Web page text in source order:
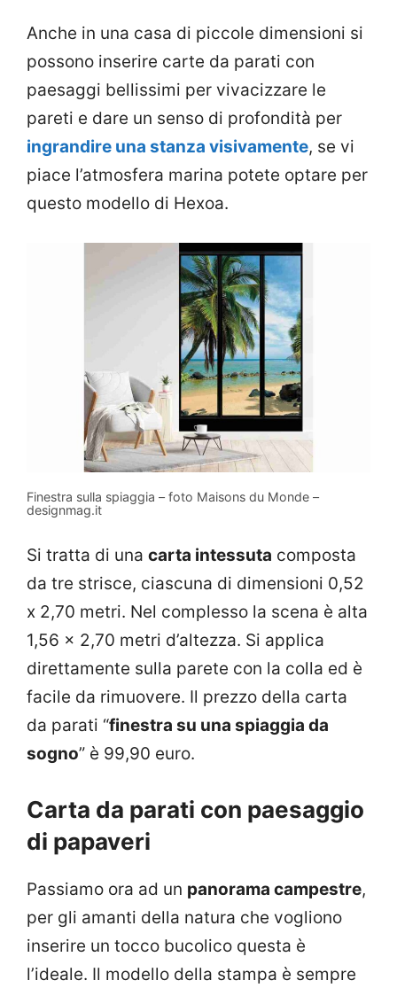
Anche in una casa di piccole dimensioni si
possono inserire carte da parati con
paesaggi bellissimi per vivacizzare le
pareti e dare un senso di profondità per
ingrandire una stanza visivamente, se vi
piace l’atmosfera marina potete optare per
questo modello di Hexoa.
Finestra sulla spiaggia – foto Maisons du Monde –
designmag.it
Si tratta di una carta intessuta composta
da tre strisce, ciascuna di dimensioni 0,52
x 2,70 metri. Nel complesso la scena è alta
1,56 x 2,70 metri d’altezza. Si applica
direttamente sulla parete con la colla ed è
facile da rimuovere. Il prezzo della carta
da parati “finestra su una spiaggia da
sogno” è 99,90 euro.
Carta da parati con paesaggio
di papaveri
Passiamo ora ad un panorama campestre,
per gli amanti della natura che vogliono
inserire un tocco bucolico questa è
l’ideale. Il modello della stampa è sempre